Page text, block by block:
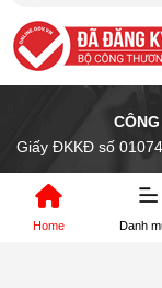
Giấy ĐKKĐ số
Trụ sở chính: Số 14
Địa điểm kinh
Home Danh